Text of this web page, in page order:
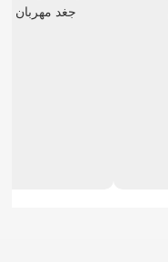
جغد مهربان